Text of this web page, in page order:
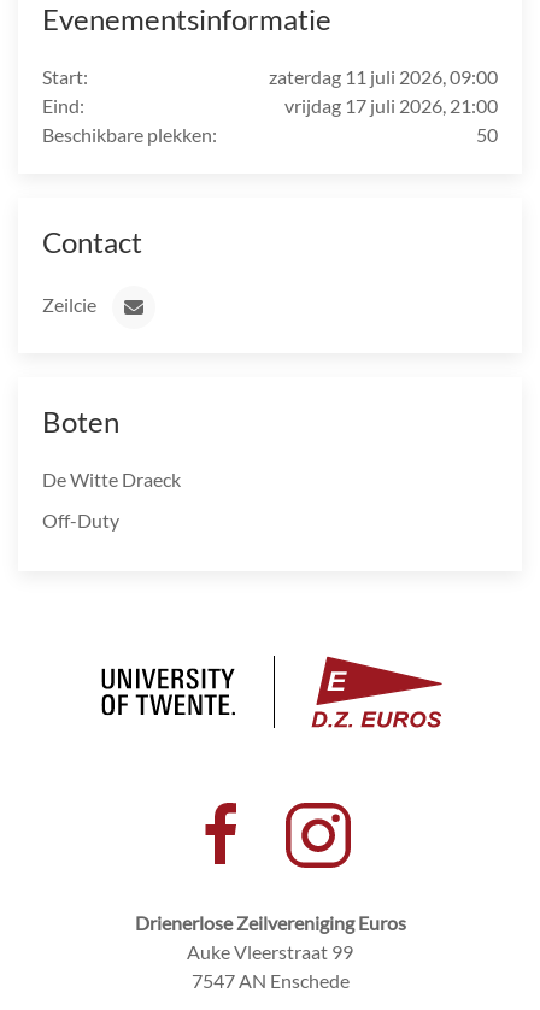
Evenementsinformatie
Start:
zaterdag 11 juli 2026, 09:00
Eind:
vrijdag 17 juli 2026, 21:00
Beschikbare plekken:
50
Contact
Zeilcie
Boten
De Witte Draeck
Off-Duty
Drienerlose Zeilvereniging Euros
Auke Vleerstraat 99
7547 AN Enschede